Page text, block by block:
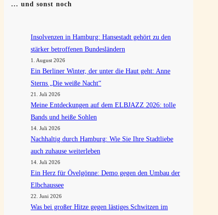
... und sonst noch
Insolvenzen in Hamburg: Hansestadt gehört zu den
stärker betroffenen Bundesländern
1. August 2026
Ein Berliner Winter, der unter die Haut geht: Anne
Sterns „Die weiße Nacht“
21. Juli 2026
Meine Entdeckungen auf dem ELBJAZZ 2026: tolle
Bands und heiße Sohlen
14. Juli 2026
Nachhaltig durch Hamburg: Wie Sie Ihre Stadtliebe
auch zuhause weiterleben
14. Juli 2026
Ein Herz für Övelgönne: Demo gegen den Umbau der
Elbchaussee
22. Juni 2026
Was bei großer Hitze gegen lästiges Schwitzen im